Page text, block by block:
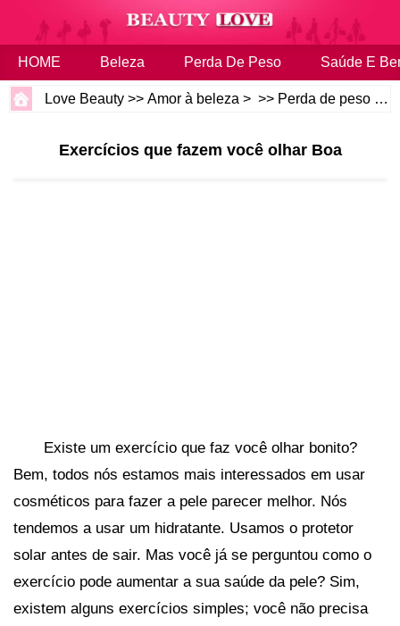
HOME Beleza Perda De Peso Saúde E
Love Beauty >>Amor à beleza > >> Perda de peso
Exercícios que fazem você olhar Boa
Existe um exercício que faz você olhar bonito?
Bem, todos nós estamos mais interessados ​​em usar
cosméticos para fazer a pele parecer melhor. Nós
tendemos a usar um hidratante. Usamos o protetor
solar antes de sair. Mas você já se perguntou como o
exercício pode aumentar a sua saúde da pele? Sim,
existem alguns exercícios simples; você não precisa